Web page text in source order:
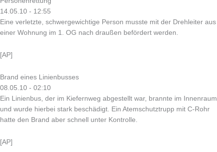
14.05.10 - 12:55
Eine verletzte, schwergewichtige Person musste mit der Drehleiter aus
einer Wohnung im 1. OG nach draußen befördert werden.
[AP]
Brand eines Linienbusses
08.05.10 - 02:10
Ein Linienbus, der im Kiefernweg abgestellt war, brannte im Innenraum
und wurde hierbei stark beschädigt. Ein Atemschutztrupp mit C-Rohr
hatte den Brand aber schnell unter Kontrolle.
[AP]